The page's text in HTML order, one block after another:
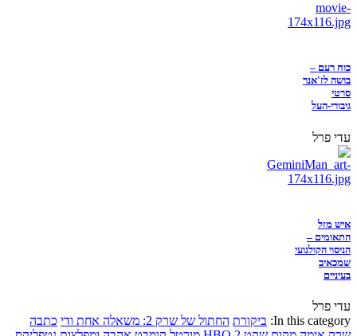
כוח רעם –
בושה לז'אנר
סרטי
גיבורי-העל
עדי פרל
איש מזל
התאומים –
הניסוי הקולנועי
שמכאיב
בעיניים
עדי פרל
In this category: ביקורת החתול של שרק 2: משאלה אחת ודי
כתבה